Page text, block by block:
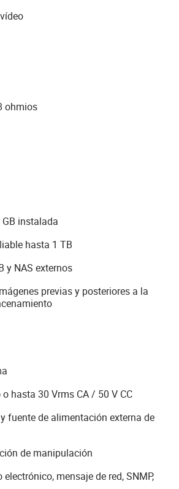
ohmios
instalada
hasta 1 TB
y NAS externos
previas y posteriores a la
hasta 30 Vrms CA / 50 V CC
fuente de alimentación externa de
de manipulación
mensaje de red, SNMP,